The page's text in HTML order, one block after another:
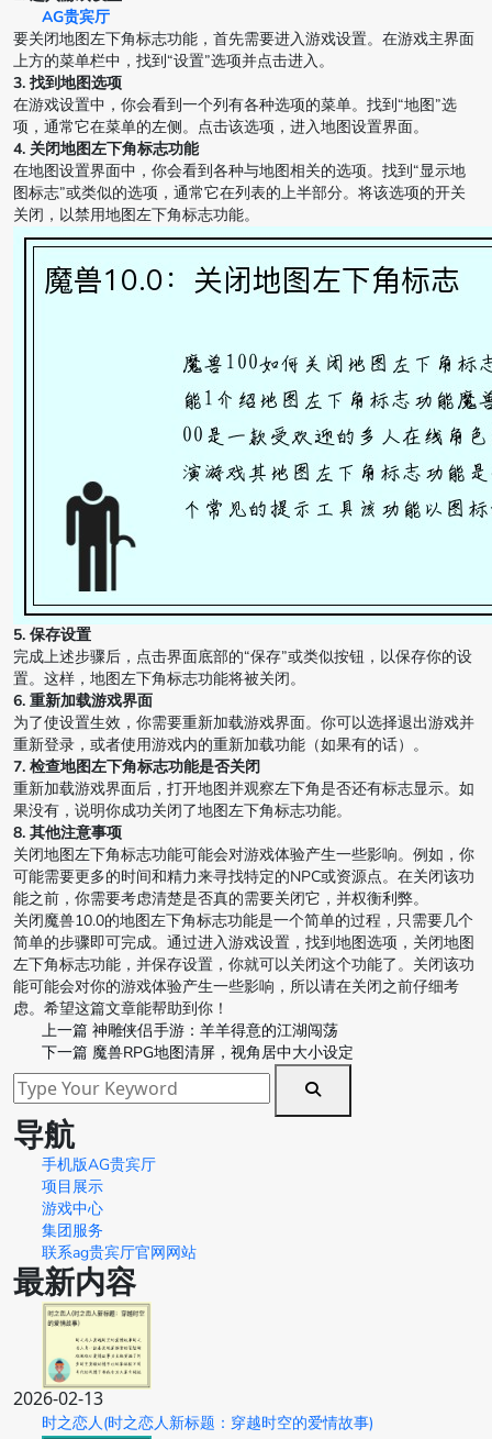
AG贵宾厅
要关闭地图左下角标志功能，首先需要进入游戏设置。在游戏主界面
上方的菜单栏中，找到“设置”选项并点击进入。
3. 找到地图选项
在游戏设置中，你会看到一个列有各种选项的菜单。找到“地图”选
项，通常它在菜单的左侧。点击该选项，进入地图设置界面。
4. 关闭地图左下角标志功能
在地图设置界面中，你会看到各种与地图相关的选项。找到“显示地
图标志”或类似的选项，通常它在列表的上半部分。将该选项的开关
关闭，以禁用地图左下角标志功能。
5. 保存设置
完成上述步骤后，点击界面底部的“保存”或类似按钮，以保存你的设
置。这样，地图左下角标志功能将被关闭。
6. 重新加载游戏界面
为了使设置生效，你需要重新加载游戏界面。你可以选择退出游戏并
重新登录，或者使用游戏内的重新加载功能（如果有的话）。
7. 检查地图左下角标志功能是否关闭
重新加载游戏界面后，打开地图并观察左下角是否还有标志显示。如
果没有，说明你成功关闭了地图左下角标志功能。
8. 其他注意事项
关闭地图左下角标志功能可能会对游戏体验产生一些影响。例如，你
可能需要更多的时间和精力来寻找特定的NPC或资源点。在关闭该功
能之前，你需要考虑清楚是否真的需要关闭它，并权衡利弊。
关闭魔兽10.0的地图左下角标志功能是一个简单的过程，只需要几个
简单的步骤即可完成。通过进入游戏设置，找到地图选项，关闭地图
左下角标志功能，并保存设置，你就可以关闭这个功能了。关闭该功
能可能会对你的游戏体验产生一些影响，所以请在关闭之前仔细考
虑。希望这篇文章能帮助到你！
上一篇 神雕侠侣手游：羊羊得意的江湖闯荡
下一篇 魔兽RPG地图清屏，视角居中大小设定
导航
手机版AG贵宾厅
项目展示
游戏中心
集团服务
联系ag贵宾厅官网网站
最新内容
2026-02-13
时之恋人(时之恋人新标题：穿越时空的爱情故事)